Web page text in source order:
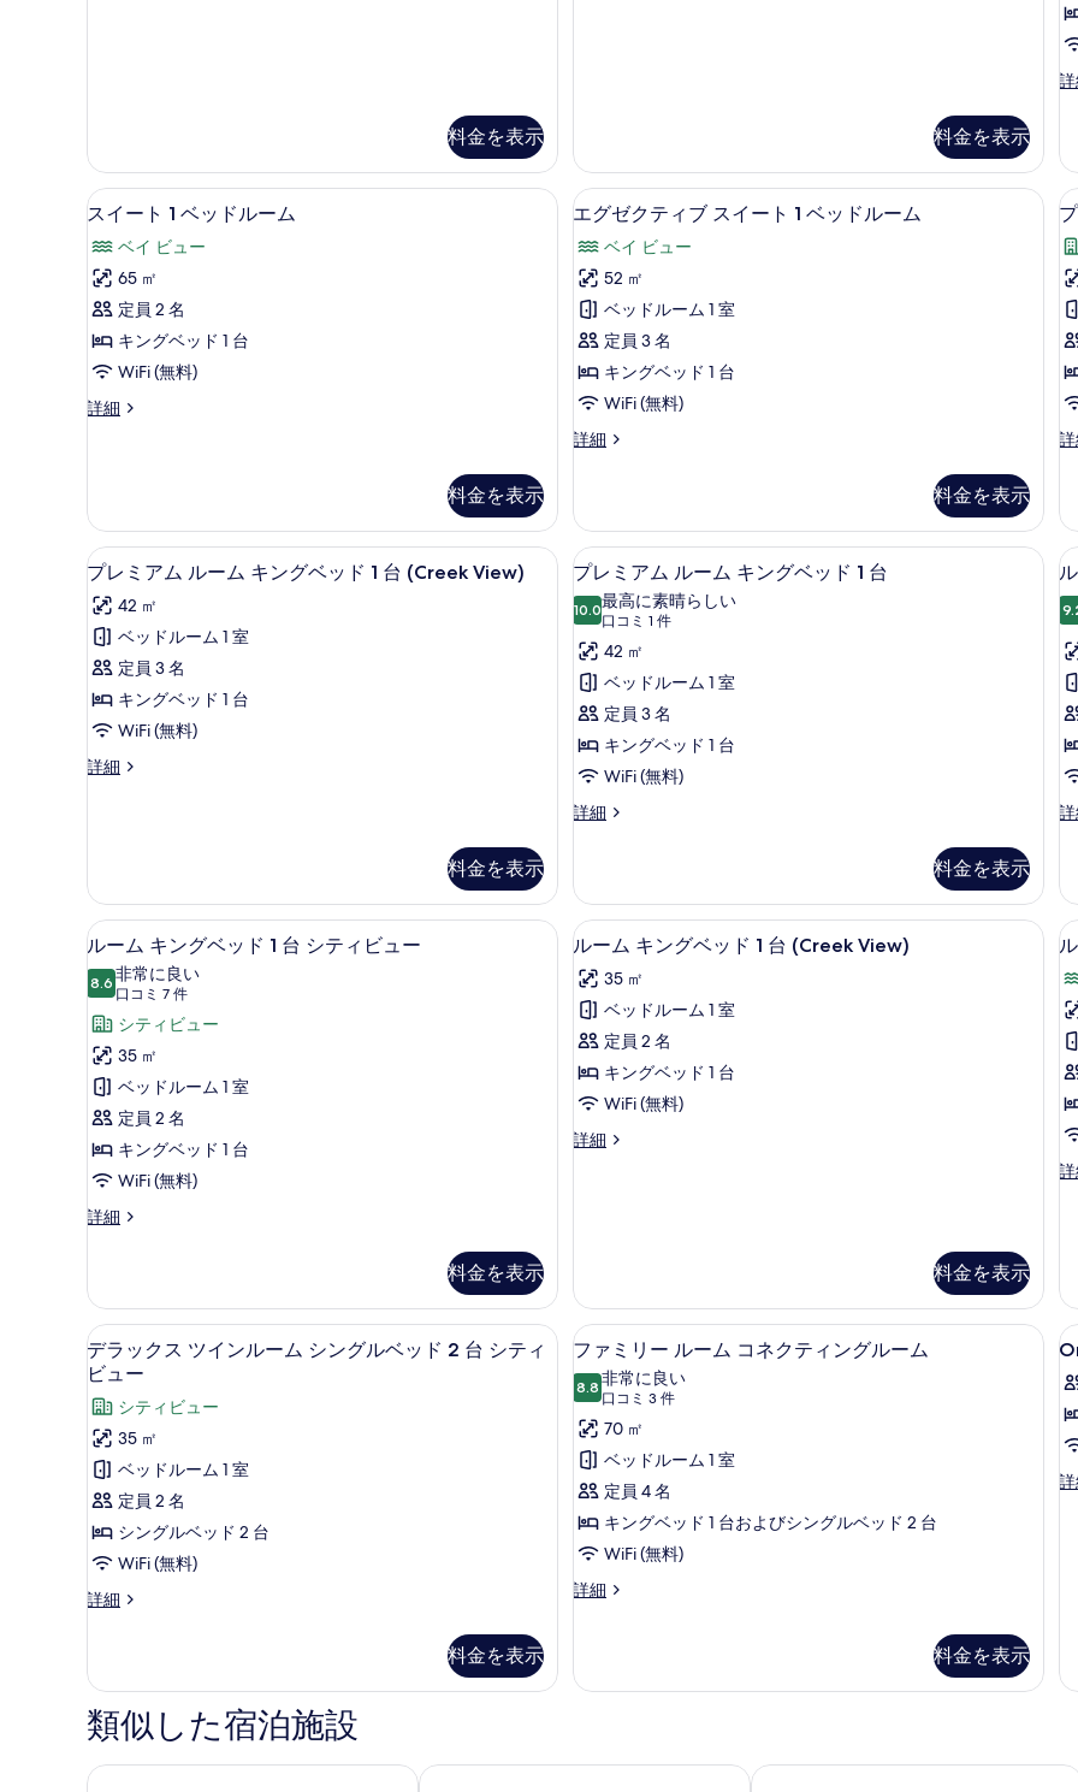
示
す
る
料金を表示
写
真
を
表
示
す
る
細
料金を表示
ベ
リ
ア
ー
真
る
ス
ー
ド
ル
ム
キ
ン
グ
ベ
ッ
ド
台
バ
フ
リ
ー
の
詳
細
ス
ー
ト
1
ベ
ッ
ド
ム
の
す
べ
て
の
写
真
を
る
スイート 1 ベッドルーム | リビング エリア | スマートテレビ
8
スイート 1 ベッドルーム
ベイ ビュー
65 ㎡
定員 2 名
キングベッド 1 台
WiFi (無料)
詳細
ス
ベ
ッ
ド
ル
ー
ム
の
詳
細
料金を表示
エ
ゼ
ク
テ
ィ
ブ
イ
ト
ベ
ッ
ド
ル
ー
ム
の
す
べ
の
写
真
を
表
示
す
る
高級寝具、ミニバー、セーフティボッ
9
エグゼクティブ スイート 1 ベッドルーム
ベイ ビュー
52 ㎡
ベッドルーム 1 室
定員 3 名
キングベッド 1 台
WiFi (無料)
詳細
エ
テ
ィ
ブ
イ
ト
ベ
ッ
ド
ー
ム
の
料金を表示
プ
レ
ル
グ
1
ィ
ビ
の
プ
ム
ル
ー
キ
グ
ベ
ッ
ド
シ
テ
ィ
ー
詳
細
プ
レ
ミ
ア
ム
ル
ム
ベ
ッ
ド
1
台
(Creek
View)
の
す
べ
て
真
を
表
示
す
る
プレミアム ルーム キングベッド 1 台 (Creek View) | 高級寝具、ミニバー、セーフティボックス (室内)、デスク
6
プレミアム ルーム キングベッド 1 台 (Creek View)
42 ㎡
ベッドルーム 1 室
定員 3 名
キングベッド 1 台
WiFi (無料)
詳細
プ
ー
ム
キ
ン
グ
ベ
ッ
ド
台
(Creek
View)
の
詳
料金を表示
プ
レ
ミ
ア
ム
ル
ー
ム
キ
ベ
ッ
ド
台
の
す
べ
て
表
示
す
る
プレミアム ルーム キングベッド 1 台
5
プレミアム ルーム キングベッド 1 台
10.010 点中 10.0
最高に素晴らしい
口コミ 1 件
(口
コ
ミ
1
件)
42 ㎡
ベッドルーム 1 室
定員 3 名
キングベッド 1 台
WiFi (無料)
詳細
プ
ム
ル
ー
キ
ン
グ
ベ
ッ
ド
台
料金を表示
ル
す
を
表
ル
ン
グ
ベ
ド
台
の
詳
細
ル
ー
ム
キ
ン
グ
ベ
ッ
ド
1
テ
ィ
ビ
ュ
ー
の
す
べ
て
の
を
表
示
す
6
ルーム キングベッド 1 台 シティビュー
8.610 点中 8.6
非常に良い
口コミ 7 件
(口
コ
ミ
件)
シティビュー
35 ㎡
ベッドルーム 1 室
定員 2 名
キングベッド 1 台
WiFi (無料)
詳細
ル
ン
グ
ベ
ッ
ド
台
シ
テ
ィ
ュ
ー
詳
料金を表示
ル
ー
ム
キ
ン
グ
ッ
View)
の
す
べ
て
の
写
真
を
表
る
5
ルーム キングベッド 1 台 (Creek View)
35 ㎡
ベッドルーム 1 室
定員 2 名
キングベッド 1 台
WiFi (無料)
詳細
ル
ッ
ド
1
台
(Creek
View)
の
詳
細
料金を表示
ル
グ
す
の
写
ル
ル
ベ
ッ
2
台
詳
細
デ
ラ
ッ
ク
ス
ツ
イ
ン
ル
シ
ン
グ
ル
高級寝具、ミニバー、セーフティボックス (室内)、デスク
4
デラックス ツインルーム シングルベッド 2 台 シティ
ビュー
シティビュー
35 ㎡
ベッドルーム 1 室
定員 2 名
シングルベッド 2 台
WiFi (無料)
詳細
デ
ス
ツ
イ
ン
ル
料金を表示
フ
ァ
ミ
リ
ー
ル
ー
ム
コ
テ
高級寝具、ミニバー、セーフティボッ
4
ファミリー ルーム コネクティングルーム
8.810 点中 8.8
非常に良い
口コミ 3 件
(口
コ
ミ
3
件)
70 ㎡
ベッドルーム 1 室
定員 4 名
キングベッド 1 台およびシングルベッド 2 台
WiFi (無料)
詳細
フ
ー
ル
コ
料金を表示
す
類似した宿泊施設
フォー ポインツ バイ シェラトン バール ドバイハンプトン バイ ヒルトン ドバイ アル シーフヒルトン ガーデン イン ドバイ ジュメ